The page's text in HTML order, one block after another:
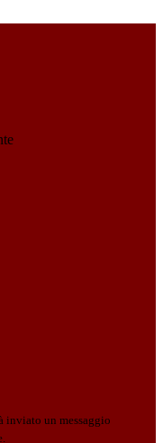
inviato un messaggio